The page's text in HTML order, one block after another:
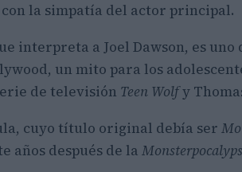
la simpatía del actor principal.
interpreta a Joel Dawson, es
un mito para los
de televisión Teen Wolfy
cuyo título original debía ser
años después de la